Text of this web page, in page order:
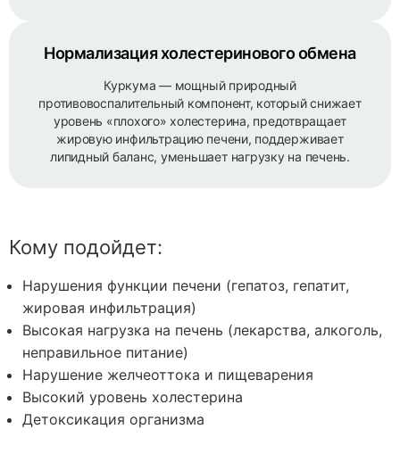
Нормализация холестеринового обмена
Куркума — мощный природный
противовоспалительный компонент, который снижает
уровень «плохого» холестерина, предотвращает
жировую инфильтрацию печени, поддерживает
липидный баланс, уменьшает нагрузку на печень.
Кому подойдет:
Нарушения функции печени (гепатоз, гепатит,
жировая инфильтрация)
Высокая нагрузка на печень (лекарства, алкоголь,
неправильное питание)
Нарушение желчеоттока и пищеварения
Высокий уровень холестерина
Детоксикация организма